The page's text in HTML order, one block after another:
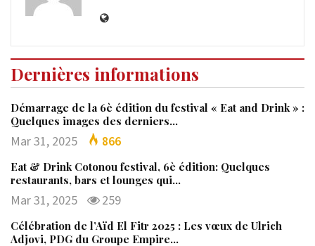
Dernières informations
Démarrage de la 6è édition du festival « Eat and Drink » :
Quelques images des derniers…
Mar 31, 2025 866
Eat & Drink Cotonou festival, 6è édition: Quelques
restaurants, bars et lounges qui…
Mar 31, 2025 259
Célébration de l’Aïd El Fitr 2025 : Les vœux de Ulrich
Adjovi, PDG du Groupe Empire…